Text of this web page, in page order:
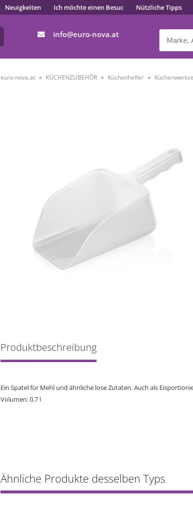
Neuigkeiten Ich möchte einen Besuc Nützliche Tipps
info euro-nova.at
euro-nova.at KÜCHENZUBEHÖR Küchenhelfer
Produktbeschreibung
Ein Spatel für Mehl und ähnliche lose Zutaten. Auch als
Volumen: 0,7 l
Ähnliche Produkte desselben Typs